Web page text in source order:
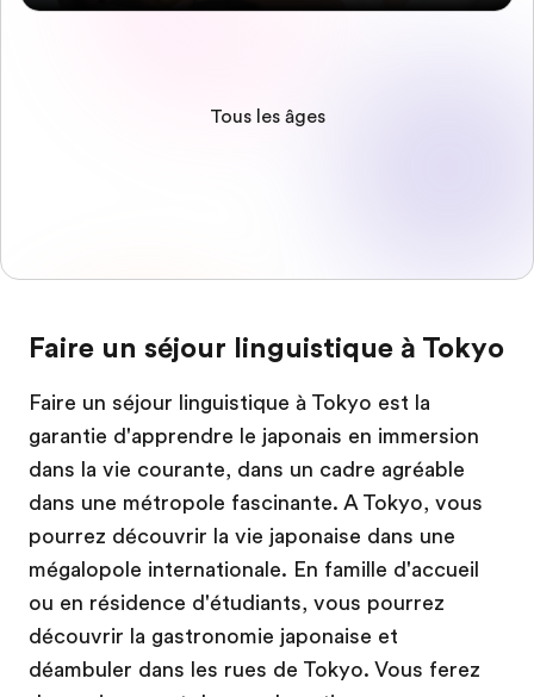
Tous les âges
Faire un séjour linguistique à Tokyo
Faire un séjour linguistique à Tokyo est la
garantie d'apprendre le japonais en immersion
dans la vie courante, dans un cadre agréable
dans une métropole fascinante. A Tokyo, vous
pourrez découvrir la vie japonaise dans une
mégalopole internationale. En famille d'accueil
ou en résidence d'étudiants, vous pourrez
découvrir la gastronomie japonaise et
déambuler dans les rues de Tokyo. Vous ferez